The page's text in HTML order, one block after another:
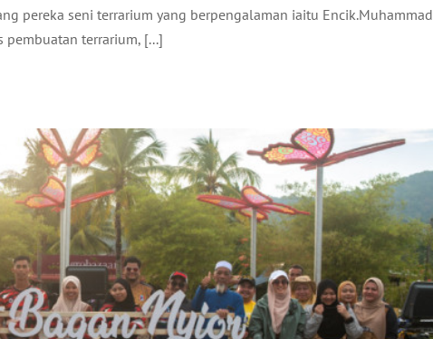
pereka seni terrarium yang berpengalaman iaitu Encik.Muhammad
pembuatan terrarium, [...]
Pelancongan Terkini